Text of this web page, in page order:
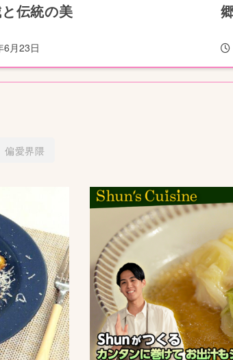
伝統の美
6月23日
偏愛界隈